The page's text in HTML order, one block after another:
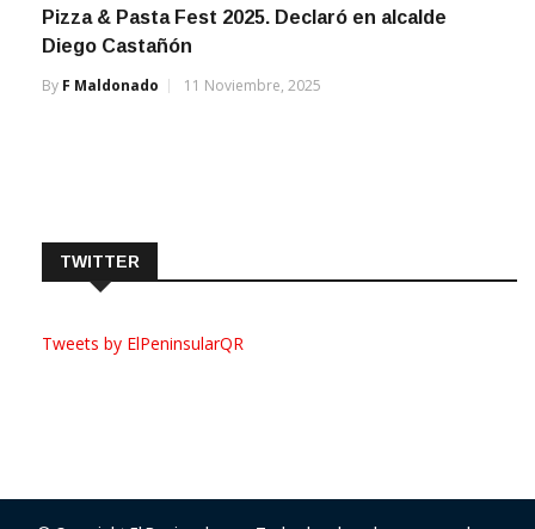
Pizza & Pasta Fest 2025. Declaró en alcalde
Diego Castañón
By F Maldonado 11 Noviembre, 2025
TWITTER
Tweets by ElPeninsularQR